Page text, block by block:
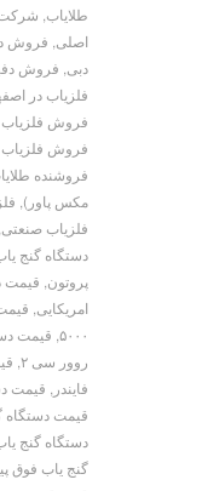
طلایاب, شرکت
اصلی, فروش
دبی, فروش
فلزیاب در
فروش
فروش فلزیاب
فروشنده
مکس پاور),
فلزیاب صنعتی,
دستگاه گنج
پروتون, قیمت
امریکایی,
۵۰۰۰, قیمت
روور سی ۲
,
فایندر , قیمت
قیمت دستگاه
دستگاه گنج
گنج یاب فوق